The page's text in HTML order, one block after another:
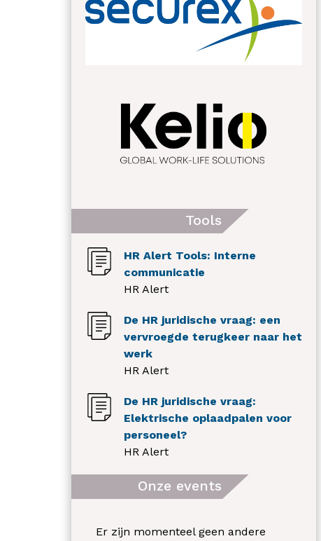
Tools
HR Alert Tools: Interne
communicatie
HR Alert
De HR juridische vraag: een
vervroegde terugkeer naar het
werk
HR Alert
De HR juridische vraag:
Elektrische oplaadpalen voor
personeel?
HR Alert
Onze events
Er zijn momenteel geen andere